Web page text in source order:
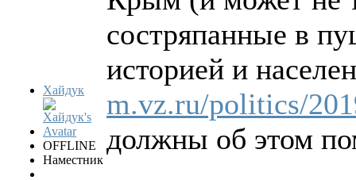
Хайдук
OFFLINE
Наместник
состряпанные в
историей и
m.vz.ru/politics/
должны об этом